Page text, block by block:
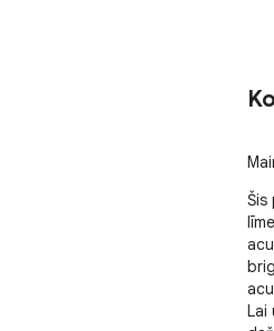
Šis
Lai